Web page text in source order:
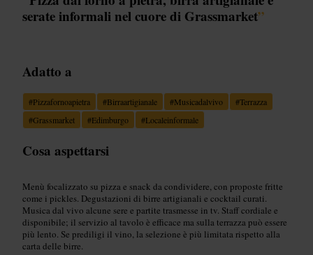
serate informali nel cuore di Grassmarket”
Adatto a
#Pizzafornoapietra #Birraartigianale #Musicadalvivo #Terrazza
#Grassmarket #Edimburgo #Localeinformale
Cosa aspettarsi
Menù focalizzato su pizza e snack da condividere, con proposte fritte
come i pickles. Degustazioni di birre artigianali e cocktail curati.
Musica dal vivo alcune sere e partite trasmesse in tv. Staff cordiale e
disponibile; il servizio al tavolo è efficace ma sulla terrazza può essere
più lento. Se prediligi il vino, la selezione è più limitata rispetto alla
carta delle birre.